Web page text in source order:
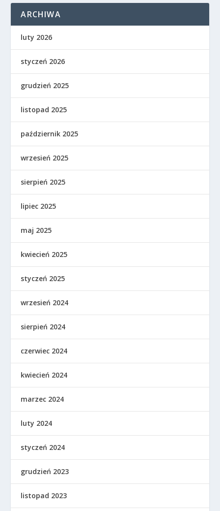
ARCHIWA
luty 2026
styczeń 2026
grudzień 2025
listopad 2025
październik 2025
wrzesień 2025
sierpień 2025
lipiec 2025
maj 2025
kwiecień 2025
styczeń 2025
wrzesień 2024
sierpień 2024
czerwiec 2024
kwiecień 2024
marzec 2024
luty 2024
styczeń 2024
grudzień 2023
listopad 2023